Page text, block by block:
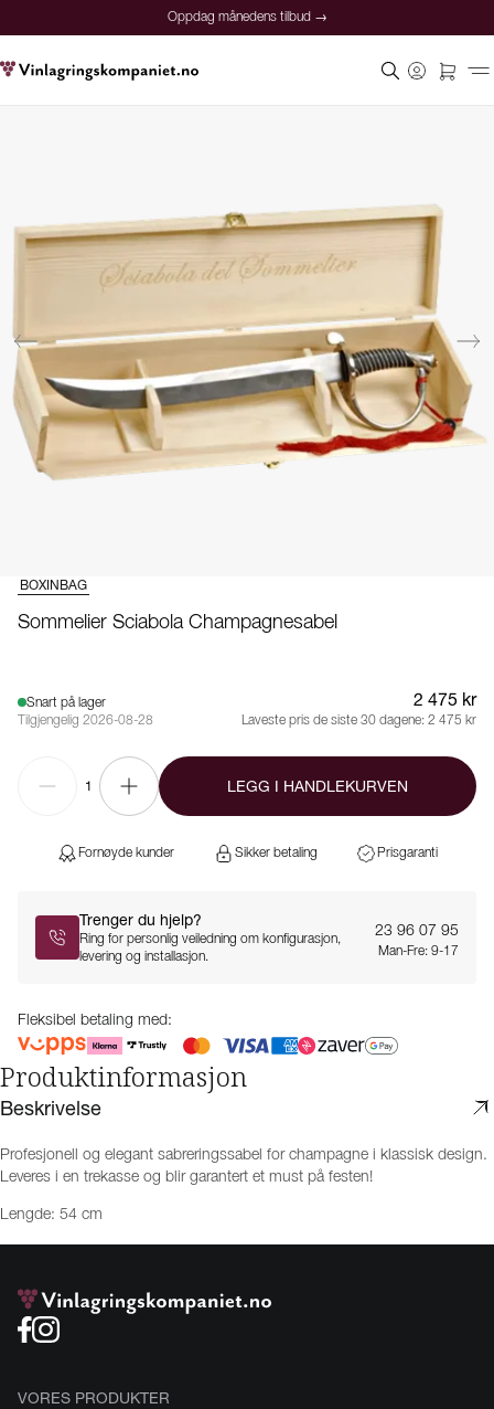
Oppdag månedens tilbud →
BOXINBAG
Sommelier Sciabola Champagnesabel
Snart på lager
Tilgjengelig 2026-08-28
2 475 kr
Laveste pris de siste 30 dagene: 2 475 kr
1 LEGG I HANDLEKURVEN
Fornøyde kunder Sikker betaling Prisgaranti
Trenger du hjelp?
Ring for personlig veiledning om konfigurasjon,
levering og installasjon.
23 96 07 95
Man-Fre: 9-17
Fleksibel betaling med:
Produktinformasjon
Beskrivelse
Profesjonell og elegant sabreringssabel for champagne i klassisk design.
Leveres i en trekasse og blir garantert et must på festen!
Lengde: 54 cm
VORES PRODUKTER